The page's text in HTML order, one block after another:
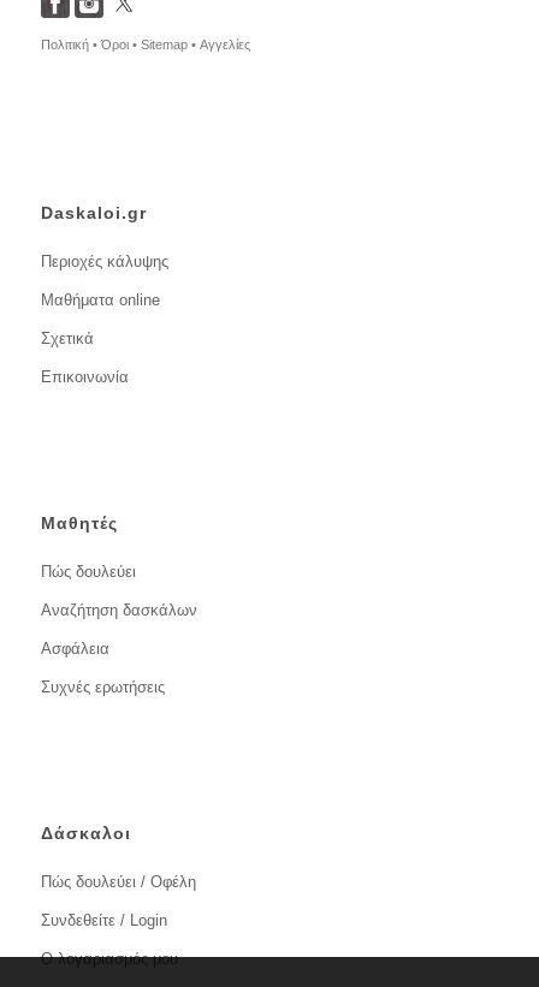
Πολιτική •Όροι • Sitemap • Αγγελίες
Daskaloi.gr
Περιοχές κάλυψης
Μαθήματα online
Σχετικά
Επικοινωνία
Μαθητές
Πώς δουλεύει
Αναζήτηση δασκάλων
Ασφάλεια
Συχνές ερωτήσεις
Δάσκαλοι
Πώς δουλεύει / Οφέλη
Συνδεθείτε / Login
Ο λογαριασμός μου